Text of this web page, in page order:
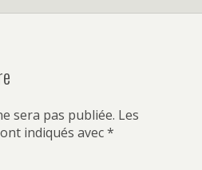
sera pas publiée. Les
indiqués avec*